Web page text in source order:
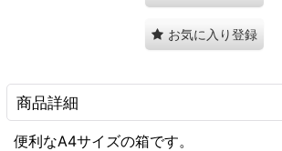
お気に入り登録
商品詳細
便利なA4サイズの箱です。